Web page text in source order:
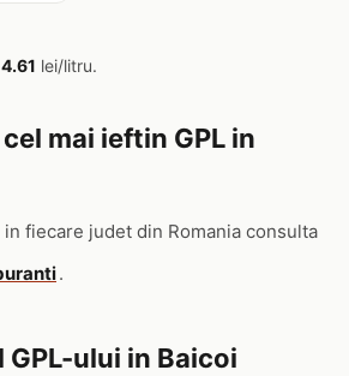
4.61 lei/litru.
mai ieftin GPL in
fiecare judet din Romania consulta
.
GPL-ului in Baicoi